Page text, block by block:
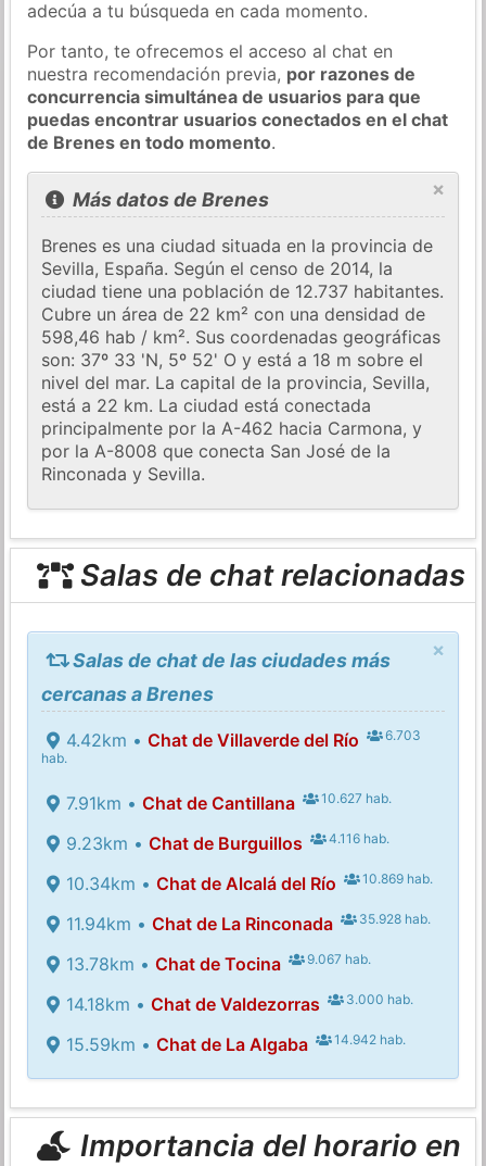
adecúa a tu búsqueda en cada momento.
Por tanto, te ofrecemos el acceso al chat en
nuestra recomendación previa, por razones de
concurrencia simultánea de usuarios para que
puedas encontrar usuarios conectados en el chat
de Brenes en todo momento.
×
Más datos de Brenes
Brenes es una ciudad situada en la provincia de
Sevilla, España. Según el censo de 2014, la
ciudad tiene una población de 12.737 habitantes.
Cubre un área de 22 km² con una densidad de
598,46 hab / km². Sus coordenadas geográficas
son: 37º 33 'N, 5º 52' O y está a 18 m sobre el
nivel del mar. La capital de la provincia, Sevilla,
está a 22 km. La ciudad está conectada
principalmente por la A-462 hacia Carmona, y
por la A-8008 que conecta San José de la
Rinconada y Sevilla.
Salas de chat relacionadas
×
Salas de chat de las ciudades más
cercanas a Brenes
4.42km • Chat de Villaverde del Río
6.703
hab.
7.91km • Chat de Cantillana 10.627 hab.
9.23km • Chat de Burguillos 4.116 hab.
10.34km • Chat de Alcalá del Río 10.869 hab.
11.94km • Chat de La Rinconada 35.928 hab.
13.78km • Chat de Tocina 9.067 hab.
14.18km • Chat de Valdezorras 3.000 hab.
15.59km • Chat de La Algaba 14.942 hab.
Importancia del horario en